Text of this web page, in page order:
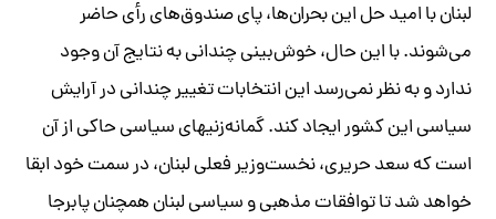
لبنان با امید حل این بحران‌ها، پای صندوق‌های رأی حاضر
می‌شوند. با این حال، خوش‌بینی چندانی به نتایج آن وجود
ندارد و به نظر نمی‌رسد این انتخابات تغییر چندانی در آرایش
سیاسی این کشور ایجاد کند. گمانه‌زنیهای سیاسی حاکی از آن
است که سعد حریری، نخست‌وزیر فعلی لبنان، در سمت خود ابقا
خواهد شد تا توافقات مذهبی و سیاسی لبنان همچنان پابرجا